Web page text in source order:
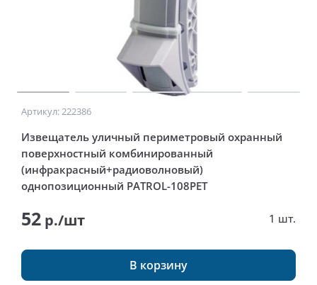
Артикул: 222386
Извещатель уличный периметровый охранный
поверхностный комбинированный
(инфракрасный+радиоволновый)
однопозиционный PATROL-108PET
52 р./шт 1 шт.
В корзину